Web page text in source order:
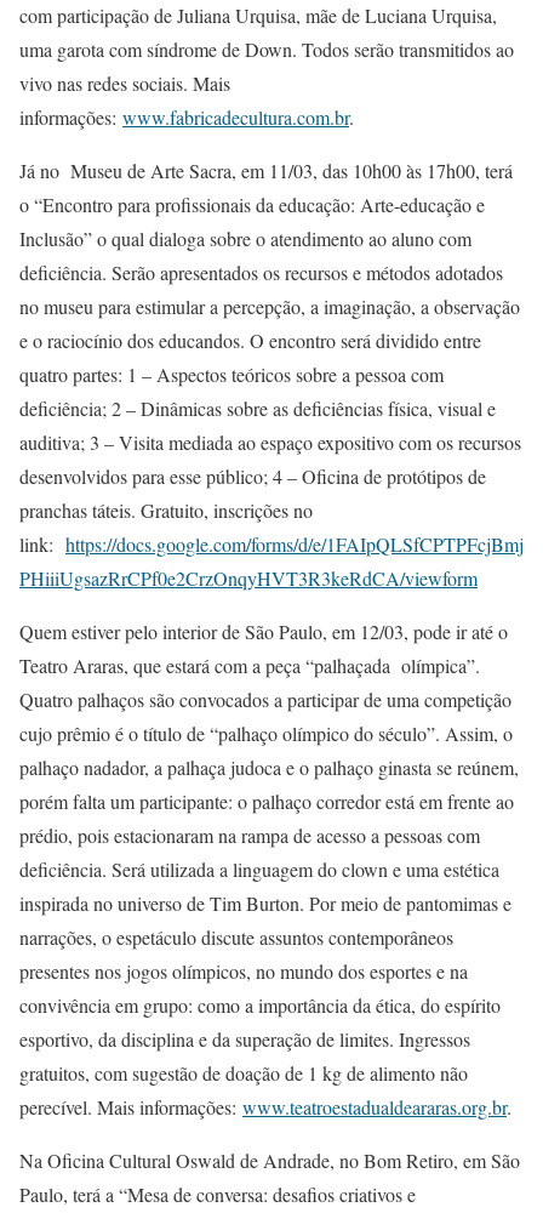
com participação de Juliana Urquisa, mãe de Luciana Urquisa,
uma garota com síndrome de Down. Todos serão transmitidos ao
vivo nas redes sociais. Mais
informações: www.fabricadecultura.com.br.
Já no Museu de Arte Sacra, em 11/03, das 10h00 às 17h00, terá
o “Encontro para profissionais da educação: Arte-educação e
Inclusão” o qual dialoga sobre o atendimento ao aluno com
deficiência. Serão apresentados os recursos e métodos adotados
no museu para estimular a percepção, a imaginação, a observação
e o raciocínio dos educandos. O encontro será dividido entre
quatro partes: 1 – Aspectos teóricos sobre a pessoa com
deficiência; 2 – Dinâmicas sobre as deficiências física, visual e
auditiva; 3 – Visita mediada ao espaço expositivo com os recursos
desenvolvidos para esse público; 4 – Oficina de protótipos de
pranchas táteis. Gratuito, inscrições no
link: https://docs.google.com/forms/d/e/1FAIpQLSfCPTPFcjBmj
PHiiiUgsazRrCPf0e2CrzOnqyHVT3R3keRdCA/viewform
Quem estiver pelo interior de São Paulo, em 12/03, pode ir até o
Teatro Araras, que estará com a peça “palhaçada olímpica”.
Quatro palhaços são convocados a participar de uma competição
cujo prêmio é o título de “palhaço olímpico do século”. Assim, o
palhaço nadador, a palhaça judoca e o palhaço ginasta se reúnem,
porém falta um participante: o palhaço corredor está em frente ao
prédio, pois estacionaram na rampa de acesso a pessoas com
deficiência. Será utilizada a linguagem do clown e uma estética
inspirada no universo de Tim Burton. Por meio de pantomimas e
narrações, o espetáculo discute assuntos contemporâneos
presentes nos jogos olímpicos, no mundo dos esportes e na
convivência em grupo: como a importância da ética, do espírito
esportivo, da disciplina e da superação de limites. Ingressos
gratuitos, com sugestão de doação de 1 kg de alimento não
perecível. Mais informações: www.teatroestadualdeararas.org.br.
Na Oficina Cultural Oswald de Andrade, no Bom Retiro, em São
Paulo, terá a “Mesa de conversa: desafios criativos e